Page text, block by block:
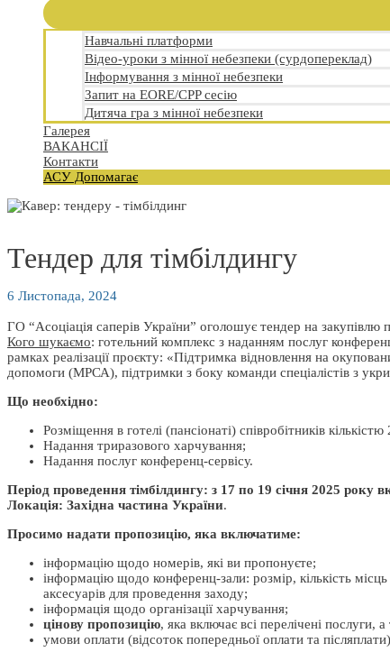
Навчальні платформи
Відео-уроки з мінної небезпеки (сурдопереклад)
Інформування з мінної небезпеки
Запит на EORE/CPP сесію
Дитяча гра з мінної небезпеки
Галерея
ВАКАНСІЇ
Контакти
АСУ Допомагає
Тендер для тімбілдингу
6 Листопада, 2024
ГО “Асоціація саперів України” оголошує тендер на закупівлю
Кого шукаємо: готельний комплекс з наданням послуг
рамках реалізації проєкту: «Підтримка відновлення на
допомоги (МРСА), підтримки з боку команди спеціалістів з
Що необхідно:
Розміщення в готелі (пансіонаті) співробітників кількістю
Надання триразового харчування;
Надання послуг конференц-сервісу.
Період проведення тімбілдингу: з 17 по 19 січня 2025 року
Локація: Західна частина України.
Просимо надати пропозицію, яка включатиме:
інформацію щодо номерів, які ви пропонуєте;
інформацію щодо конференц-зали: розмір, кількість
аксесуарів для проведення заходу;
інформація щодо організації харчування;
цінову пропозицію, яка включає всі перелічені
умови оплати (відсоток попередньої оплати та післяплати)